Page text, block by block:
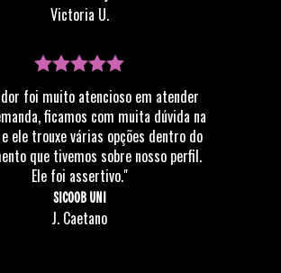
Victoria U.
foi muito atencioso em atender
ficamos com muita dúvida na
ele trouxe várias opções dentro do
que tivemos sobre nosso perfil.
Ele foi assertivo."
SICOOB UNI
J. Caetano